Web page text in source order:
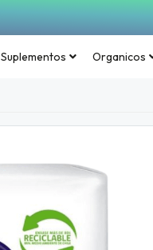
Suplementos Organicos